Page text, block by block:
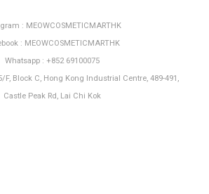
: MEOWCOSMETICMARTHK
: MEOWCOSMETICMARTHK
Whatsapp : +852 69100075
F, Block C, Hong Kong Industrial Centre, 489-491,
Castle Peak Rd, Lai Chi Kok